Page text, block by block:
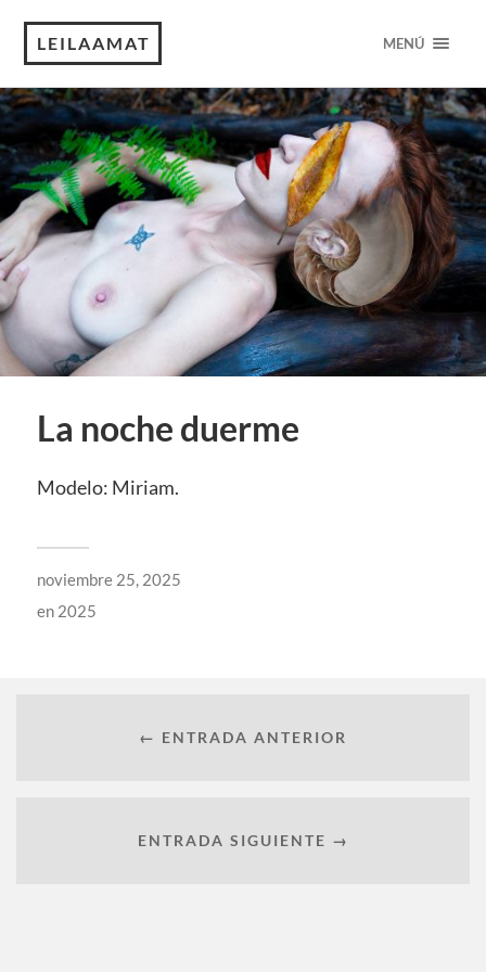
LEILAAMAT MENÚ
La noche duerme
Modelo: Miriam.
noviembre 25, 2025
en 2025
← ENTRADA ANTERIOR
ENTRADA SIGUIENTE →